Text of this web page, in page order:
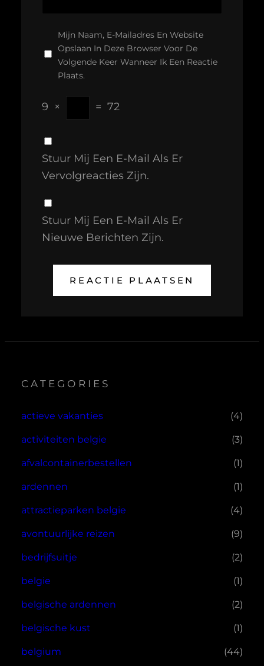
Mijn Naam, E-Mailadres En Website
Opslaan In Deze Browser Voor De
Volgende Keer Wanneer Ik Een Reactie
Plaats.
9 × = 72
Stuur Mij Een E-Mail Als Er
Vervolgreacties Zijn.
Stuur Mij Een E-Mail Als Er
Nieuwe Berichten Zijn.
CATEGORIES
actieve vakanties (4)
activiteiten belgie (3)
afvalcontainerbestellen (1)
ardennen (1)
attractieparken belgie (4)
avontuurlijke reizen (9)
bedrijfsuitje (2)
belgie (1)
belgische ardennen (2)
belgische kust (1)
belgium (44)